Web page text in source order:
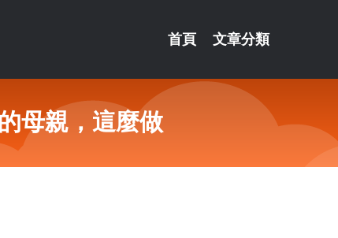
首頁 文章分類
母親，這麼做